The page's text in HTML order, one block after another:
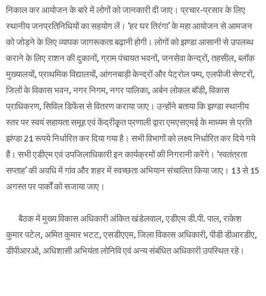
निकाल कर आयोजन के बारे में लोगों को जानकारी दी जाए। प्रचार-प्रसार के लिए
स्थानीय जनप्रतिनिधियों का सहयोग लें। ‘हर घर तिरंगा’ के महा आयोजन से आमजन
को जोड़ने के लिए व्यापक जागरूकता बढ़ानी होगी। लोगों को झण्डा आसानी से उपलब्ध
कराने के लिए राशन की दुकानों, ग्राम पंचायत भवनों, जनसेवा केन्द्रों, तहसील, ब्लॉक
मुख्यालयों, प्राथमिक विद्यालयों, आंगनबाड़ी केन्द्रों और पेट्रोल पम्प, एलपीजी सेण्टरों,
जिलों के विकास भवन, नगर निगम, नगर पालिका, अर्बन लोकल बॉडी, विकास
प्राधिकरण, सिविल डिफेंस से वितरण कराया जाए। उन्होंने बताया कि झण्डा स्थानीय
स्तर पर स्वयं सहायता समूह एवं केंद्रीकृृत प्रणाली द्वारा एमएसएमई के माध्यम से प्रति
झंण्डा 21 रूपये निर्धारित कर दिया गया है। सभी विभागों को लक्ष्य निर्धारित कर दिये गये
हैं। सभी एडीएम एवं उपजिलाधिकारी इन कार्यक्रमों की निगरानी करेंगे। ‘स्वतंत्रता
सप्ताह’ की अवधि में गांव और शहर में स्वच्छता अभियान संचालित किया जाए। 13 से 15
अगस्त पर पार्कों को सजाया जाए।
बैठक में मुख्य विकास अधिकारी अंकित खंडेलवाल, एडीएम डी.पी. पाल, राकेश
कुमार पटेल, अमित कुमार भटट, एसडीएएम, जिला विकास अधिकारी, पीडी डीआरडीए,
डीपीआरओ, अधिशासी अभियंता लोनिवि एवं अन्य संबंधित अधिकारी उपस्थित रहे।